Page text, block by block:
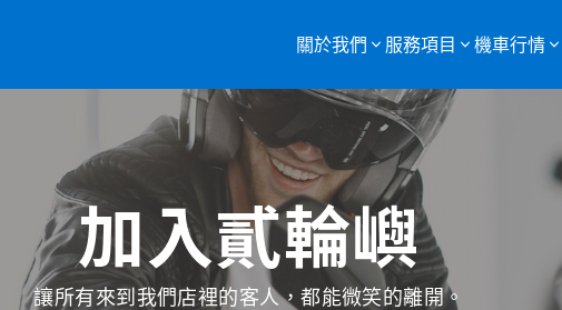
關於我們 服務項目
服務項目總覽
購買二手機車
重機車托運
監理站代辦
機車行情
加入貳輪嶼
讓所有來到我們店裡的客人，都能微笑的離開。